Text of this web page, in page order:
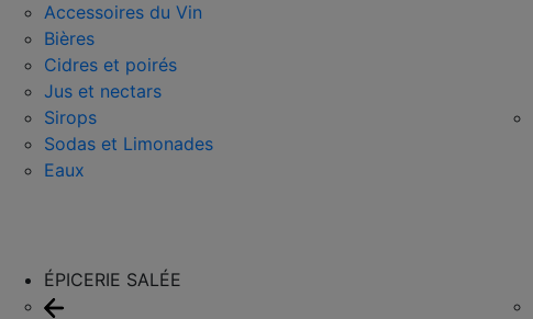
Accessoires du Vin
Bières
Cidres et poirés
Jus et nectars
Sirops
Sodas et Limonades
Eaux
ÉPICERIE SALÉE